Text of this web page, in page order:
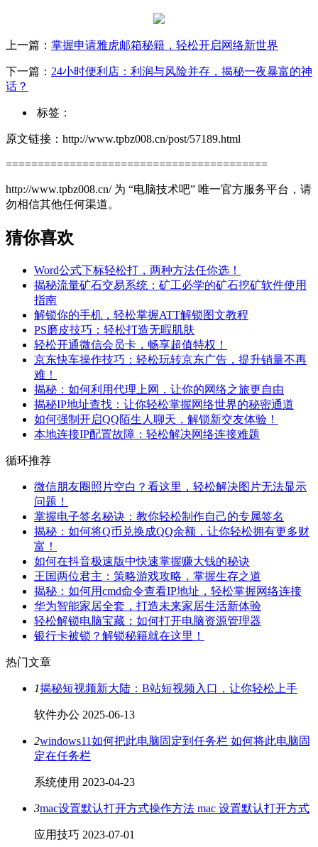
上一篇： 掌握申请雅虎邮箱秘籍，轻松开启网络新世界
下一篇： 24小时便利店：利润与风险并存，揭秘一夜暴富的神
话？
标签：
原文链接：http://www.tpbz008.cn/post/57189.html
=========================================
http://www.tpbz008.cn/ 为 “电脑技术吧” 唯一官方服务平台，请
勿相信其他任何渠道。
猜你喜欢
Word公式下标轻松打，两种方法任你选！
揭秘流量矿石交易系统：矿工必学的矿石挖矿软件使用
指南
解锁你的手机，轻松掌握ATT解锁图文教程
PS磨皮技巧：轻松打造无暇肌肤
轻松开通微信会员卡，畅享超值特权！
京东快车操作技巧：轻松玩转京东广告，提升销量不再
难！
揭秘：如何利用代理上网，让你的网络之旅更自由
揭秘IP地址查找：让你轻松掌握网络世界的秘密通道
如何强制开启QQ陌生人聊天，解锁新交友体验！
本地连接IP配置故障：轻松解决网络连接难题
循环推荐
微信朋友圈照片空白？看这里，轻松解决图片无法显示
问题！
掌握电子签名秘诀：教你轻松制作自己的专属签名
揭秘：如何将Q币兑换成QQ余额，让你轻松拥有更多财
富！
如何在抖音极速版中快速掌握赚大钱的秘诀
王国两位君主：策略游戏攻略，掌握生存之道
揭秘：如何用cmd命令查看IP地址，轻松掌握网络连接
华为智能家居全套，打造未来家居生活新体验
轻松解锁电脑宝藏：如何打开电脑资源管理器
银行卡被锁？解锁秘籍就在这里！
热门文章
1揭秘短视频新大陆：B站短视频入口，让你轻松上手
软件办公 2025-06-13
2windows11如何把此电脑固定到任务栏 如何将此电脑固
定在任务栏
系统使用 2023-04-23
3mac设置默认打开方式操作方法 mac 设置默认打开方式
应用技巧 2023-07-01